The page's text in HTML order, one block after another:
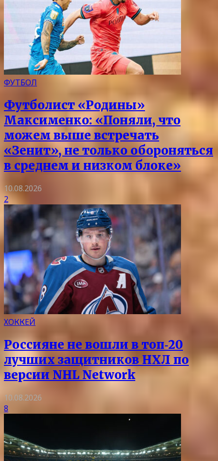
ФУТБОЛ
Футболист «Родины»
Максименко: «Поняли, что
можем выше встречать
«Зенит», не только обороняться
в среднем и низком блоке»
10.08.2026
2
ХОККЕЙ
Россияне не вошли в топ‑20
лучших защитников НХЛ по
версии NHL Network
10.08.2026
8